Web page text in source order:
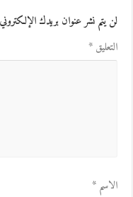
لن يتم نشر عنوان بريدك
التعليق*
الاسم*